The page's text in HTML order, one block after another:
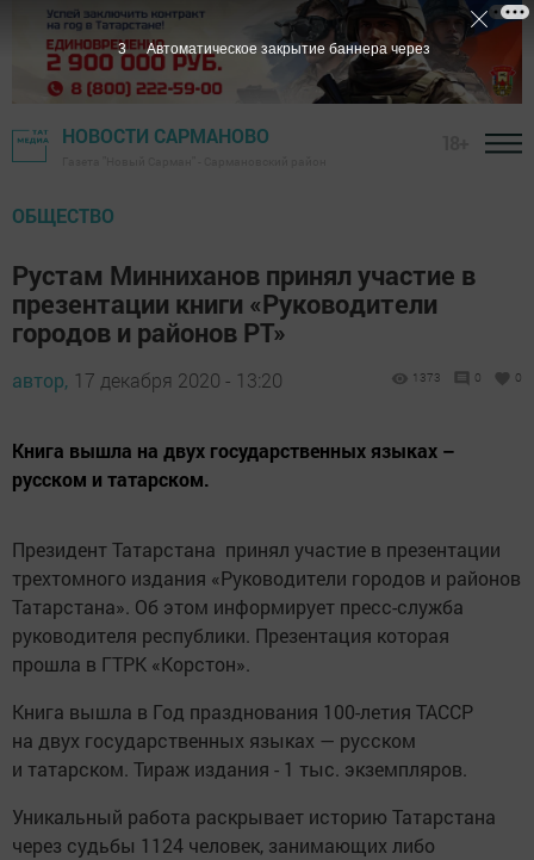
НОВОСТИ САРМАНОВО
ОБЩЕСТВО
Рустам Минниханов принял участие в
презентации книги «Руководители
городов и районов РТ»
автор, 17 декабря 2020 - 13:20 1373 0 0
Книга вышла на двух государственных языках –
русском и татарском.
Президент Татарстана принял участие в презентации
трехтомного издания «Руководители городов и районов
Татарстана». Об этом информирует пресс-служба
руководителя республики. Презентация которая
прошла в ГТРК «Корстон».
Книга вышла в Год празднования 100-летия ТАССР
на двух государственных языках — русском
и татарском. Тираж издания - 1 тыс. экземпляров.
Уникальный работа раскрывает историю Татарстана
через судьбы 1124 человек, занимающих либо
2 Автоматическое закрытие баннера через